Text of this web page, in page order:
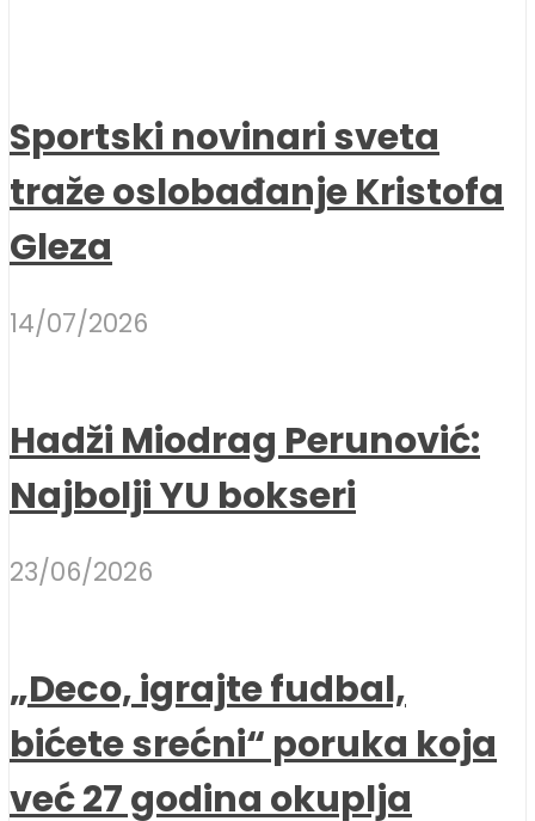
Sportski novinari sveta
traže oslobađanje Kristofa
Gleza
14/07/2026
Hadži Miodrag Perunović:
Najbolji YU bokseri
23/06/2026
„Deco, igrajte fudbal,
bićete srećni“ poruka koja
već 27 godina okuplja